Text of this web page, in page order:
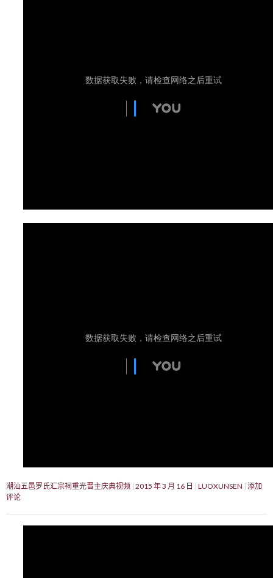
潮汕五邑罗氏汇宗祠重光晋主庆典视频 2015 年 3 月 16 日 LUOXUNSEN 添加
评论